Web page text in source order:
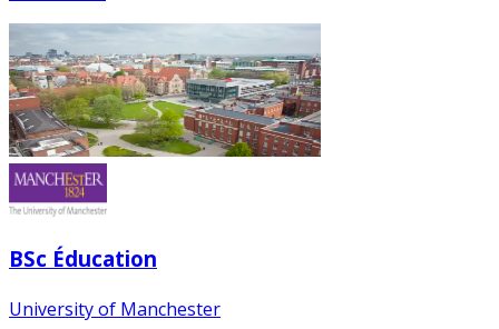
BSc Éducation
University of Manchester